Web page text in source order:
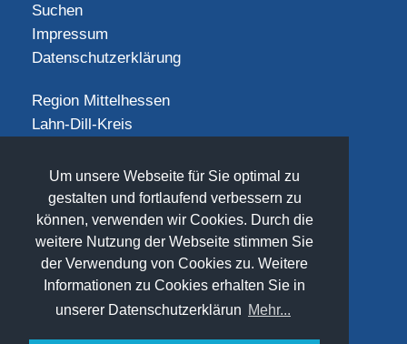
Um unsere Webseite für Sie optimal zu
gestalten und fortlaufend verbessern zu
können, verwenden wir Cookies. Durch die
weitere Nutzung der Webseite stimmen Sie
der Verwendung von Cookies zu. Weitere
Informationen zu Cookies erhalten Sie in
unserer Datenschutzerklärun Mehr...
Suchen
Impressum
Datenschutzerklärung
Region Mittelhessen
Lahn-Dill-Kreis
Landkreis Limburg-Weilburg
Landkreis Marburg-Biedenkopf
Vogelsbergkreis
SOCIAL